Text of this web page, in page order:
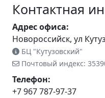
Контактная
Адрес офиса:
Новороссийск, ул
БЦ "Кутузовский"
Почтовый индекс:
Телефон:
+7 967 787-97-37